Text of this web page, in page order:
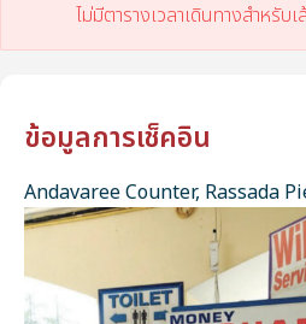
ไม่มีตารางเวลาเดินทางสำหรั
ข้อมูลการเช็คอิน
Andavaree Counter, Rassada